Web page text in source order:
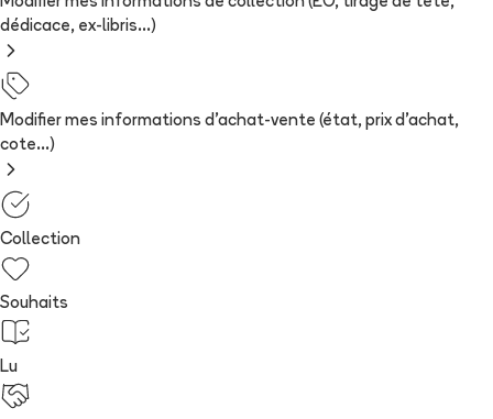
dédicace, ex-libris...)
Modifier mes informations d'achat-vente (état, prix d'achat,
cote...)
Collection
Souhaits
Lu